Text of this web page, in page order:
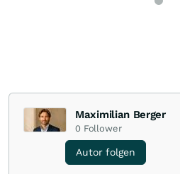
Maximilian Berger
0 Follower
Autor folgen